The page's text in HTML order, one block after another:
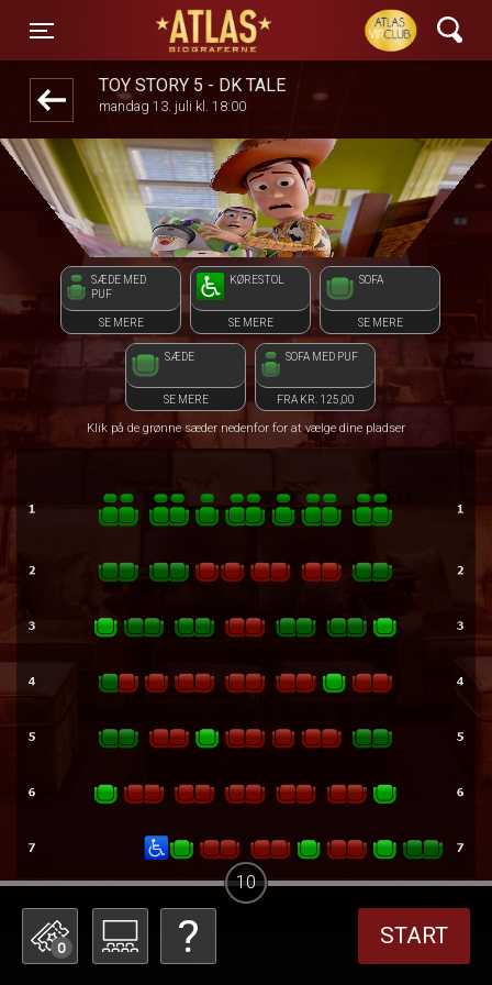
Toggle navigation
ATLAS Biograferne
TOY STORY 5 - DK TALE
mandag 13. juli kl. 18:00
SÆDE MED
PUF
SE MERE
KØRESTOL
SE MERE
SOFA
SE MERE
SÆDE
SE MERE
SOFA MED PUF
FRA KR. 125,00
Klik på de grønne sæder nedenfor for at vælge dine pladser
0 START
10
front03-cc 025226